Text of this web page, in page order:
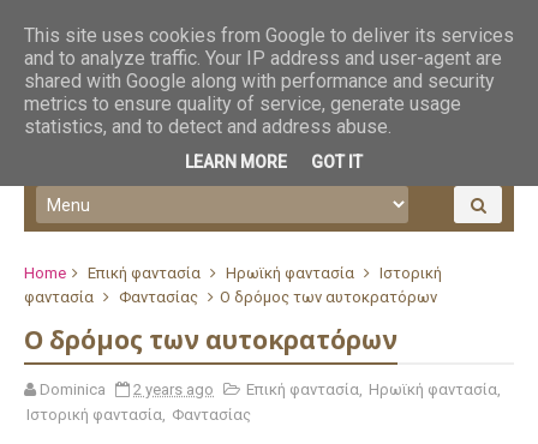
Home Επική φαντασία Ηρωϊκή φαντασία
Ιστορική
φαντασία
Φαντασίας Ο δρόμος των αυτοκρατόρων
Ο δρόμος των αυτοκρατόρων
Dominica 2 years ago Επική φαντασία, Ηρωϊκή φαντασία,
Ιστορική φαντασία, Φαντασίας
This site uses cookies from Google to deliver its services
and to analyze traffic. Your IP address and user-agent are
shared with Google along with performance and security
metrics to ensure quality of service, generate usage
statistics, and to detect and address abuse.
LEARN MORE GOT IT